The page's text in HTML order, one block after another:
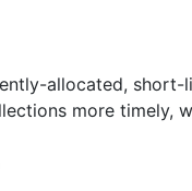
allocated, short-
more timely,